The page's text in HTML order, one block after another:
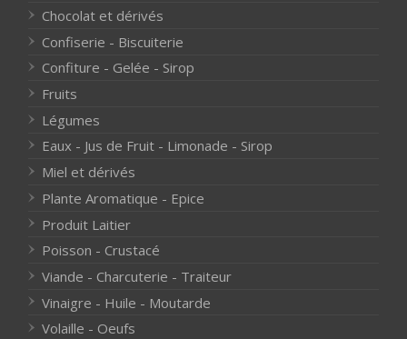
Chocolat et dérivés
Confiserie - Biscuiterie
Confiture - Gelée - Sirop
Fruits
Légumes
Eaux - Jus de Fruit - Limonade - Sirop
Miel et dérivés
Plante Aromatique - Epice
Produit Laitier
Poisson - Crustacé
Viande - Charcuterie - Traiteur
Vinaigre - Huile - Moutarde
Volaille - Oeufs